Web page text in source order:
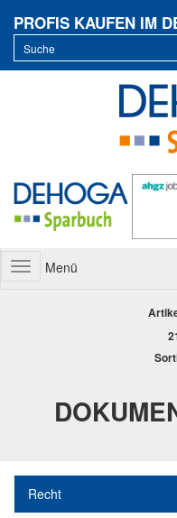
PROFIS KAUFEN IM
ToggleMenü
Recht